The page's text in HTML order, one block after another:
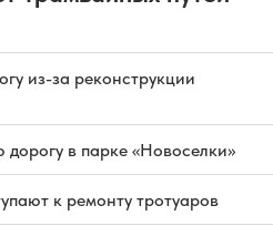
из-за реконструкции
в парке «Новоселки»
к ремонту тротуаров